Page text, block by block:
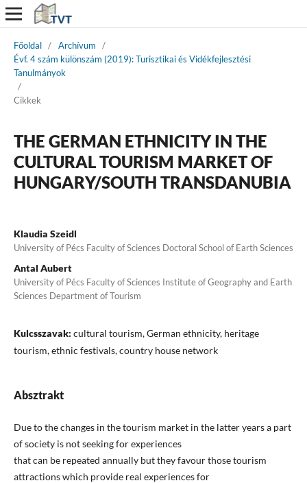
Főoldal / Archívum
/
Évf. 4 szám különszám (2019): Turisztikai és Vidékfejlesztési
Tanulmányok
/
Cikkek
THE GERMAN ETHNICITY IN THE
CULTURAL TOURISM MARKET OF
HUNGARY/SOUTH TRANSDANUBIA
Klaudia Szeidl
University of Pécs Faculty of Sciences Doctoral School of Earth Sciences
Antal Aubert
University of Pécs Faculty of Sciences Institute of Geography and Earth
Sciences Department of Tourism
Kulcsszavak: cultural tourism, German ethnicity, heritage
tourism, ethnic festivals, country house network
Absztrakt
Due to the changes in the tourism market in the latter years a part
of society is not seeking for experiences
that can be repeated annually but they favour those tourism
attractions which provide real experiences for